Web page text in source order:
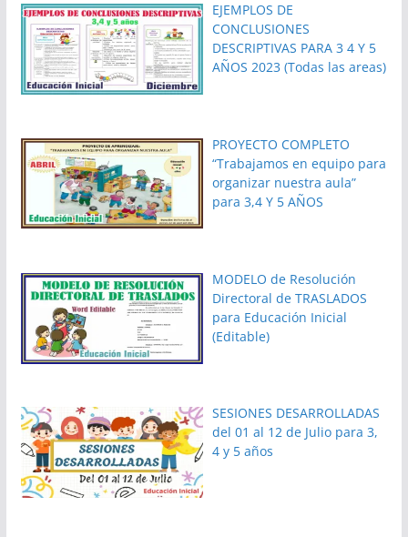
EJEMPLOS DE
CONCLUSIONES
DESCRIPTIVAS PARA 3 4 Y 5
AÑOS 2023 (Todas las areas)
PROYECTO COMPLETO
“Trabajamos en equipo para
organizar nuestra aula”
para 3,4 Y 5 AÑOS
MODELO de Resolución
Directoral de TRASLADOS
para Educación Inicial
(Editable)
SESIONES DESARROLLADAS
del 01 al 12 de Julio para 3,
4 y 5 años